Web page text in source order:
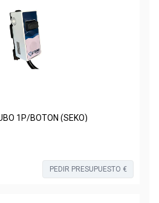
1P/BOTON (SEKO)
PEDIR PRESUPUESTO €